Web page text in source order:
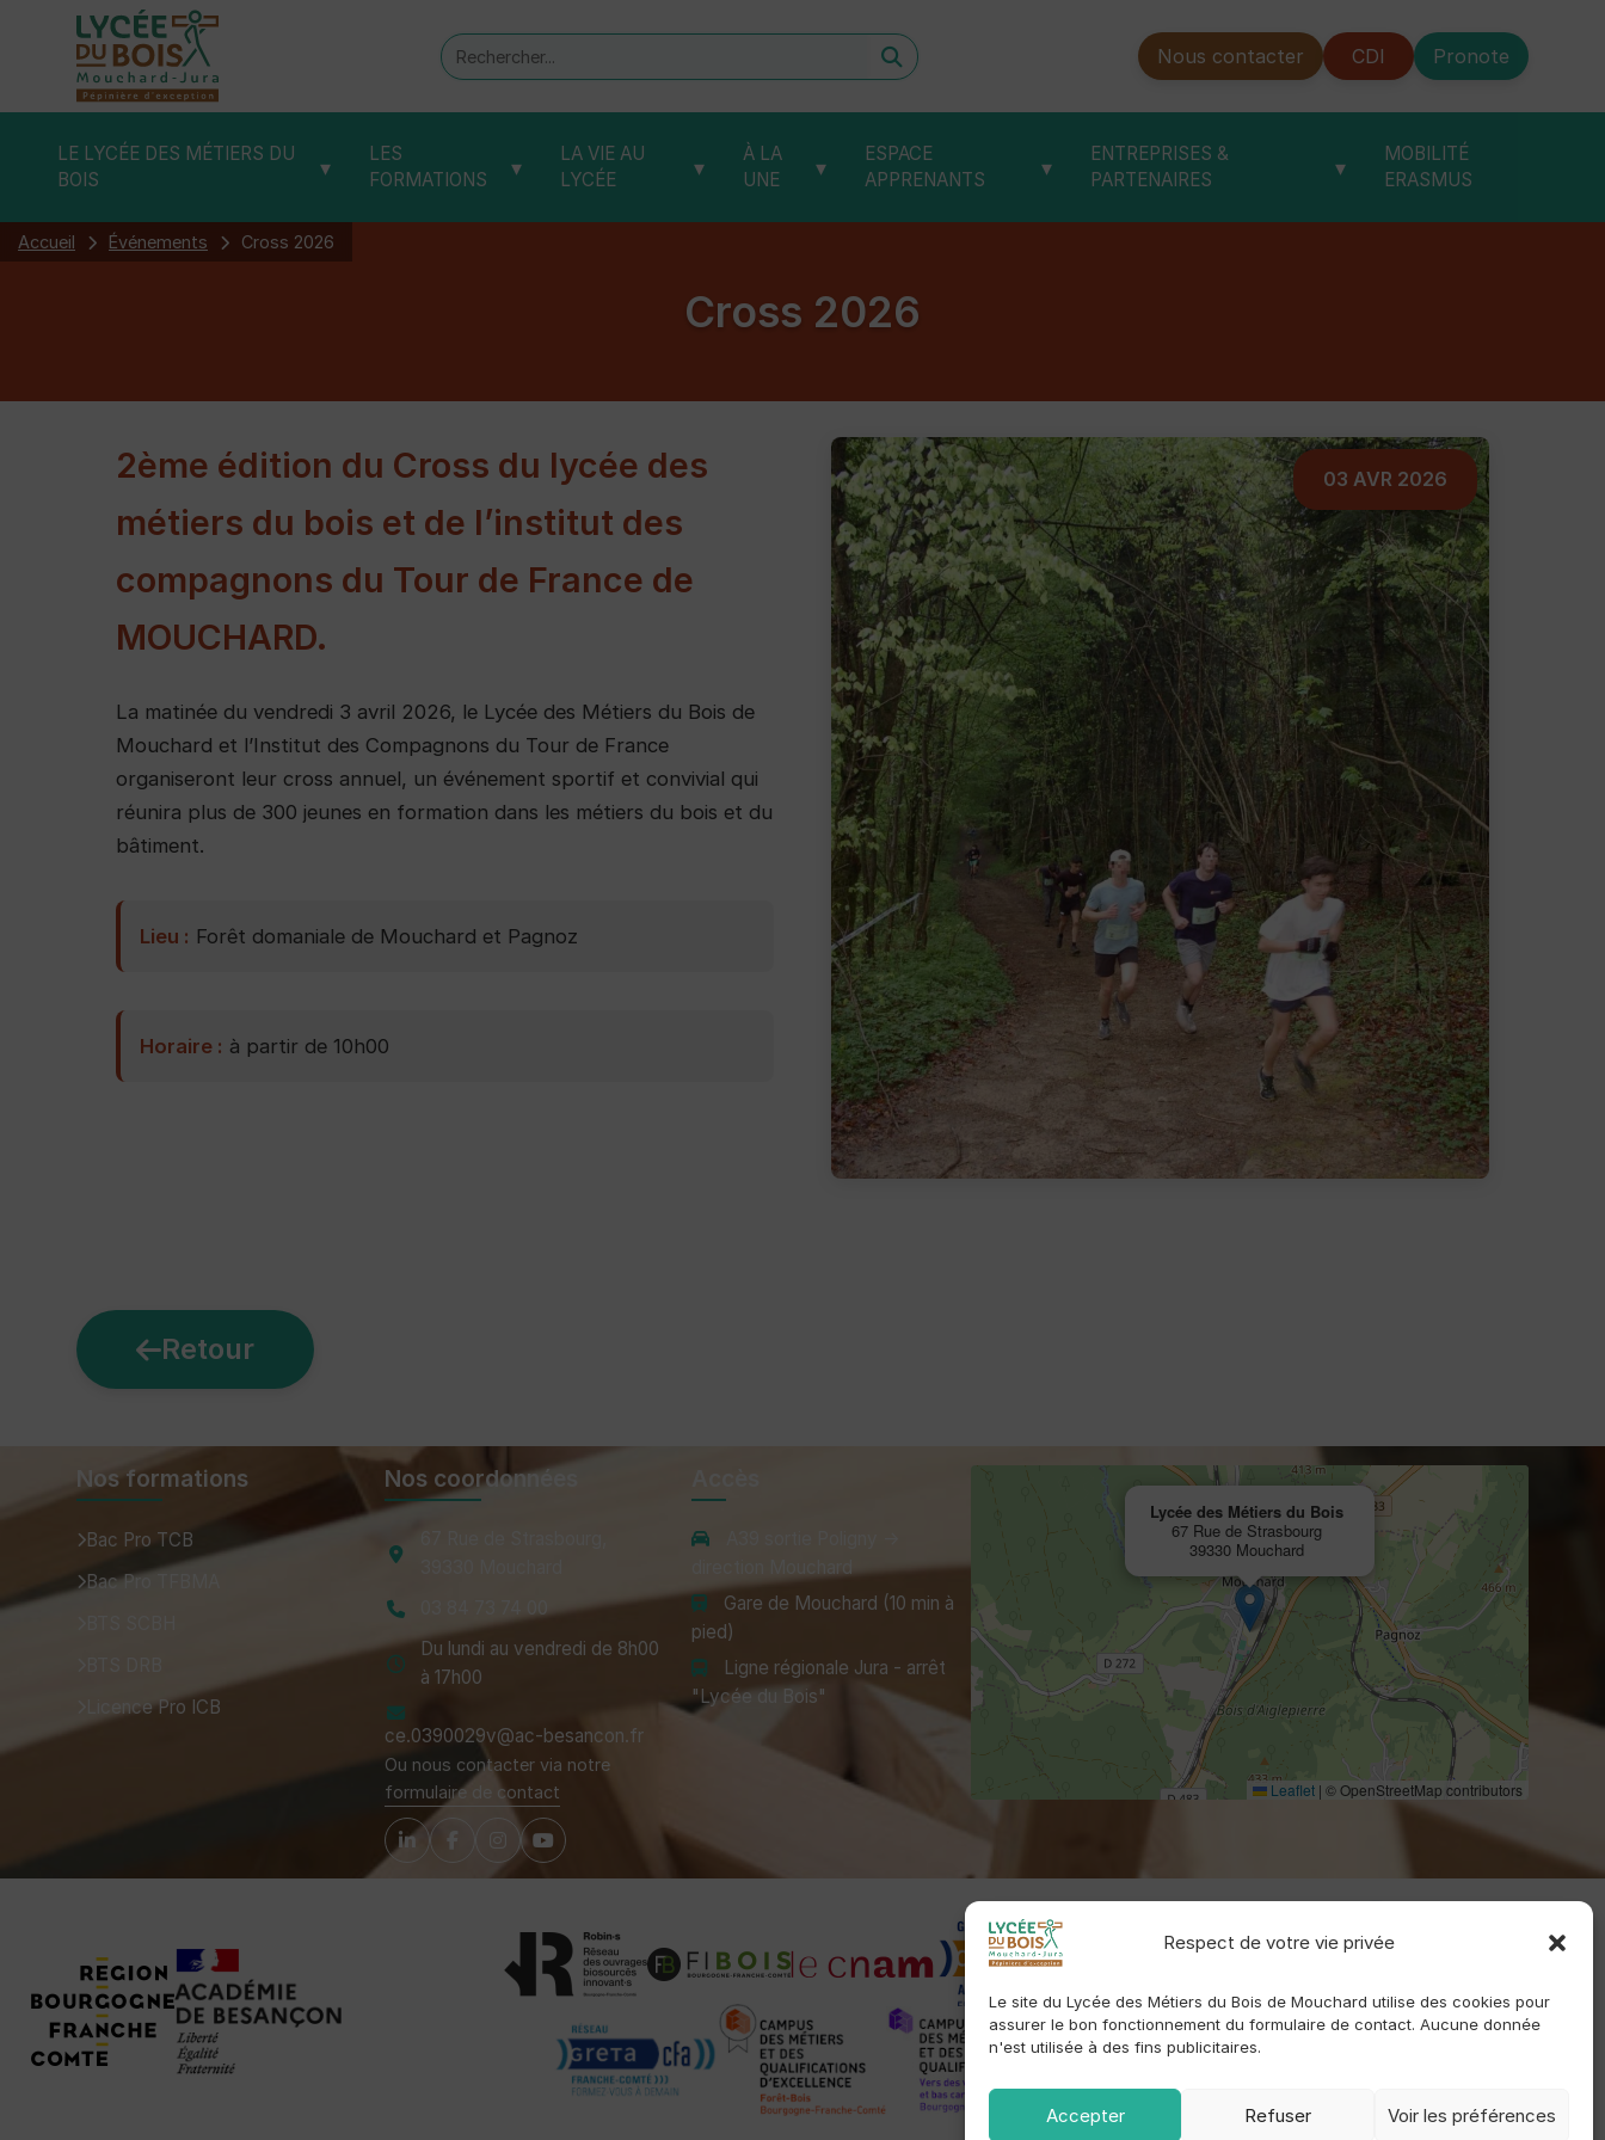
Respect de votre vie privée
Le site du Lycée des Métiers du Bois de Mouchard utilise des cookies pour
assurer le bon fonctionnement du formulaire de contact. Aucune donnée
n'est utilisée à des fins publicitaires.
Accepter Refuser Voir les préférences
Rechercher
Nous contacter CDI Pronote
LE LYCÉE DES MÉTIERS DU
BOIS
▾
LES
FORMATIONS
▾
LA VIE AU
LYCÉE
▾
À LA
UNE
▾
ESPACE
APPRENANTS
▾
ENTREPRISES &
PARTENAIRES
▾
MOBILITÉ
ERASMUS
Accueil Événements Cross 2026
Cross 2026
2ème édition du Cross du lycée des
métiers du bois et de l’institut des
compagnons du Tour de France de
MOUCHARD.
La matinée du vendredi 3 avril 2026, le Lycée des Métiers du Bois de
Mouchard et l’Institut des Compagnons du Tour de France
organiseront leur cross annuel, un événement sportif et convivial qui
réunira plus de 300 jeunes en formation dans les métiers du bois et du
bâtiment.
Lieu : Forêt domaniale de Mouchard et Pagnoz
Horaire : à partir de 10h00
03 AVR 2026
Retour
Nos formations
Bac Pro TCB
Bac Pro TFBMA
Licence Pro ICB
Nos coordonnées
03 84 73 74 00
Du lundi au vendredi de 8h00
à 17h00
ce.0390029v@ac-besancon.fr
Ou nous contacter via notre
formulaire de contact
direction Mouchard
Gare de Mouchard (10 min à
pied)
Ligne régionale Jura - arrêt
"Lycée du Bois"
Lycée des Métiers du Bois
67 Rue de Strasbourg
39330 Mouchard
Leaflet | © OpenStreetMap contributors